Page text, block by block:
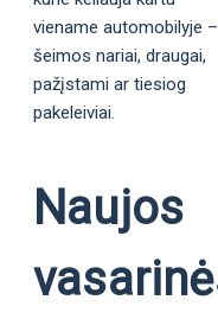
viename automobilyje –
šeimos nariai, draugai,
pažįstami ar tiesiog
pakeleiviai.
Naujos